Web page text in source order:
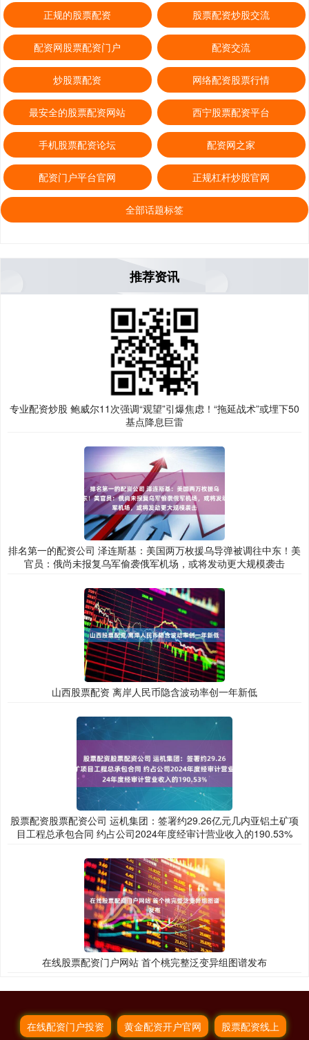
正规的股票配资 股票配资炒股交流
配资网股票配资门户 配资交流
炒股票配资 网络配资股票行情
最安全的股票配资网站 西宁股票配资平台
手机股票配资论坛 配资网之家
配资门户平台官网 正规杠杆炒股官网
全部话题标签
推荐资讯
专业配资炒股 鲍威尔11次强调“观望”引爆焦虑！“拖延战术”或埋下50
基点降息巨雷
排名第一的配资公司 泽连斯基：美国两万枚援乌导弹被调往中东！美
官员：俄尚未报复乌军偷袭俄军机场，或将发动更大规模袭击
山西股票配资 离岸人民币隐含波动率创一年新低
股票配资股票配资公司 运机集团：签署约29.26亿元几内亚铝土矿项
目工程总承包合同 约占公司2024年度经审计营业收入的190.53%
在线股票配资门户网站 首个桃完整泛变异组图谱发布
在线配资门户投资 黄金配资开户官网 股票配资线上